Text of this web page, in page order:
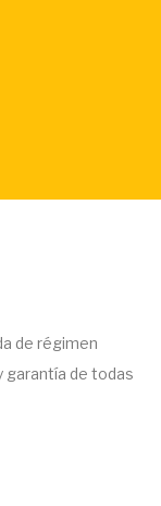
de régimen
garantía de todas